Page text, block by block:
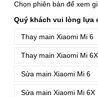
Chọn phiên bản để xem
Quý khách vui lòng lựa
Thay main Xiaomi Mi 6
Thay main Xiaomi Mi 6X
Sửa main Xiaomi Mi 6
Sửa main Xiaomi Mi 6X